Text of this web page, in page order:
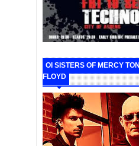
ΟΙ SISTERS OF MERCY
FLOYD